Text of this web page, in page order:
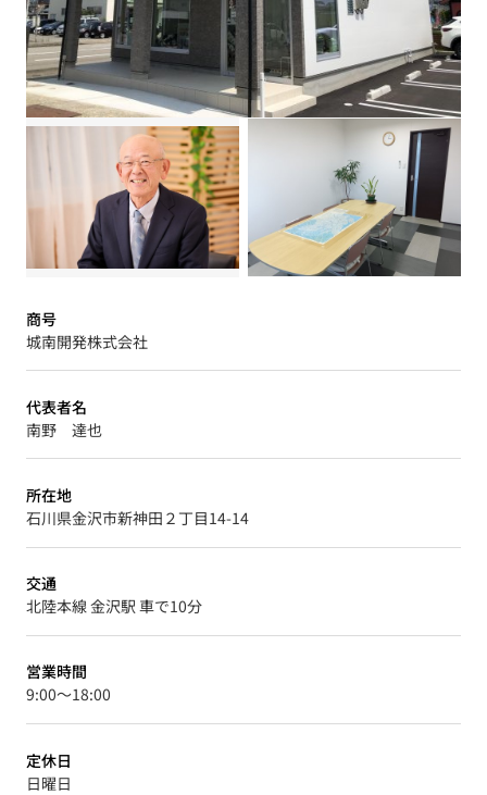
商号
城南開発株式会社
代表者名
南野 達也
所在地
石川県金沢市新神田２丁目14-14
交通
北陸本線 金沢駅 車で10分
営業時間
9:00〜18:00
定休日
日曜日